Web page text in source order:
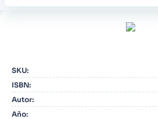
SKU:
ISBN:
Autor:
Año:
2.
3.
4. Odisea